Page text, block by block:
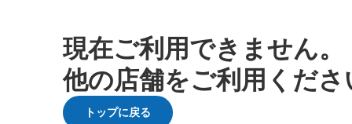
現在ご利用できません。
他の店舗をご利用くださ
トップに戻る